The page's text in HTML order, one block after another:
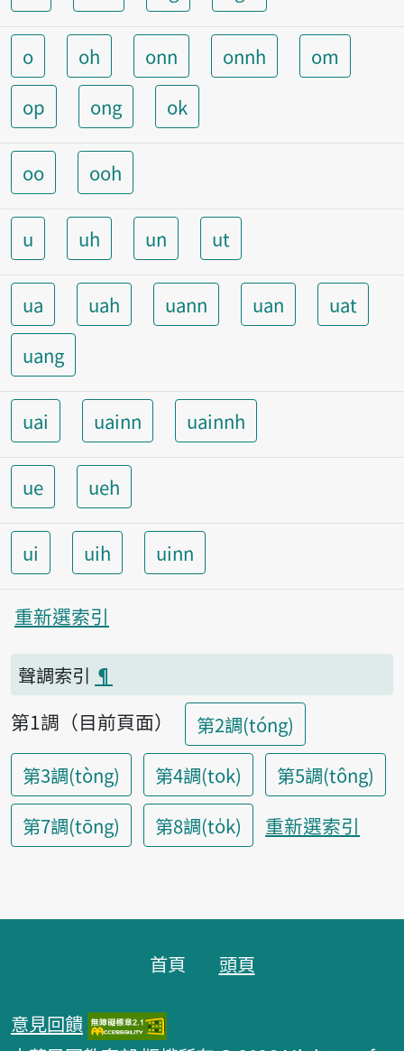
o oh onn onnh
om
op
ong ok
oo ooh
u uh un ut
ua uah uann uan
uat
uang
uai uainn uainnh
ue ueh
ui uih uinn
重新選索引
聲調索引 ¶
第1調（目前頁面）
第2調(tóng)
第3調(tòng)
第4調(tok)
第5調(tông)
第7調(tōng)
第8調(to̍k) 重新選索引
首頁 頭頁
意見回饋